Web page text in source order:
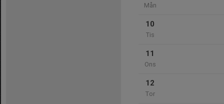
Mån
10
Tis
11
Ons
12
Tor